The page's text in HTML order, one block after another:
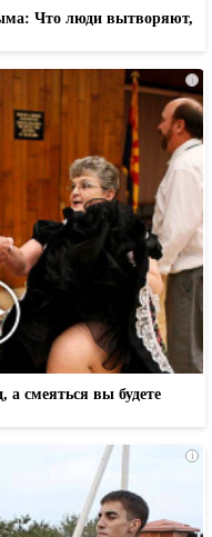
Что люди вытворяют,
i
а смеяться вы будете
i